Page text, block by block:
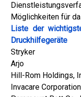
Möglichkeiten für
Liste der
Druckhilfegeräte
Stryker
Arjo
Hill-Rom Holdings,
Invacare